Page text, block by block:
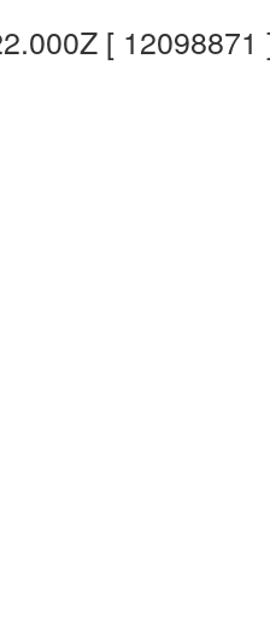
[ 12098871